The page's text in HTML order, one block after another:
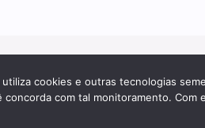
cookies e outras tecnologias
concorda com tal monitoramento.